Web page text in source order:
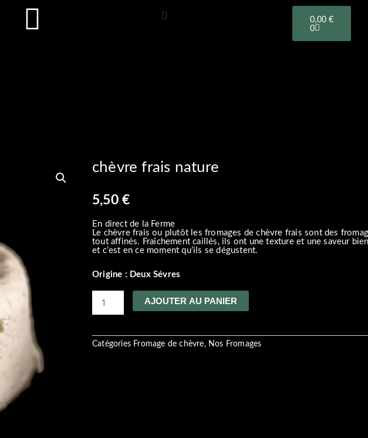
0,00 €
0
chèvre frais nature
5,50 €
En direct de la Ferme
Le chèvre frais ou plutôt les fromages de chèvre frais sont des
tout affinés. Fraîchement caillés, ils ont une texture et une saveur
et c’est en ce moment qu’ils se dégustent.
Origine : Deux Sévres
AJOUTER AU PANIER
Catégories Fromage de chèvre, Nos Fromages